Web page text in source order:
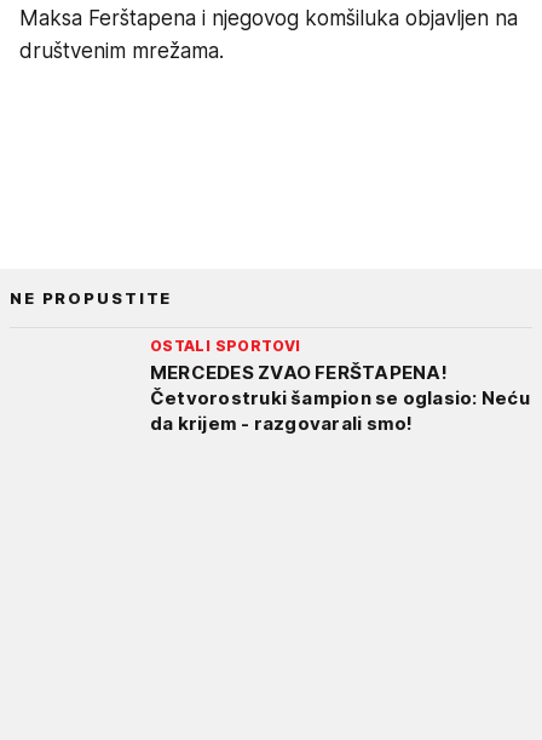
Maksa Ferštapena i njegovog komšiluka objavljen na
društvenim mrežama.
NE PROPUSTITE
OSTALI SPORTOVI
MERCEDES ZVAO FERŠTAPENA!
Četvorostruki šampion se oglasio: Neću
da krijem - razgovarali smo!